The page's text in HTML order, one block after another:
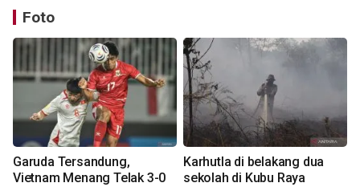
Foto
Garuda Tersandung,
Vietnam Menang Telak 3-0
Karhutla di belakang dua
sekolah di Kubu Raya